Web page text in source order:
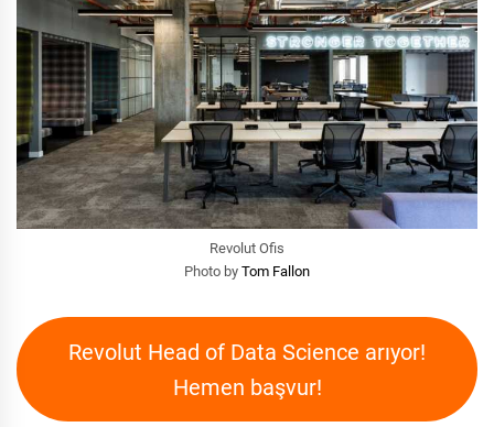
Revolut Ofis
Photo by Tom Fallon
Revolut Head of Data Science arıyor!
Hemen başvur!